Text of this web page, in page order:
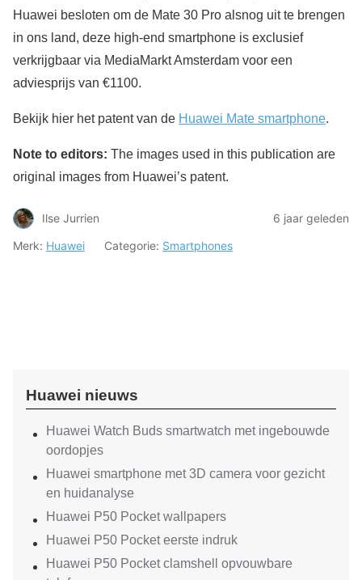
Huawei besloten om de Mate 30 Pro alsnog uit te brengen
in ons land, deze high-end smartphone is exclusief
verkrijgbaar via MediaMarkt Amsterdam voor een
adviesprijs van €1100.
Bekijk hier het patent van de Huawei Mate smartphone.
Note to editors: The images used in this publication are
original images from Huawei’s patent.
Ilse Jurrien
6 jaar geleden
Merk: Huawei Categorie: Smartphones
Huawei nieuws
Huawei Watch Buds smartwatch met ingebouwde
oordopjes
Huawei smartphone met 3D camera voor gezicht
en huidanalyse
Huawei P50 Pocket wallpapers
Huawei P50 Pocket eerste indruk
Huawei P50 Pocket clamshell opvouwbare